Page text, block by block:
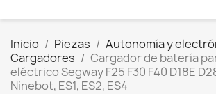
Inicio Piezas
Autonomía y
Cargadores
Cargador de batería
eléctrico Segway F25 F30 F40 D18E
Ninebot, ES1, ES2, ES4